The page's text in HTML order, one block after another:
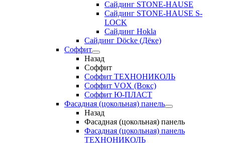
Сайдинг STONE-HAUSE
Сайдинг STONE-HAUSE S-
LOCK
Сайдинг Hokla
Сайдинг Döcke (Дёке)
Соффит
Назад
Соффит
Соффит ТЕХНОНИКОЛЬ
Соффит VOX (Вокс)
Соффит Ю-ПЛАСТ
Фасадная (цокольная) панель
Назад
Фасадная (цокольная) панель
Фасадная (цокольная) панель
ТЕХНОНИКОЛЬ